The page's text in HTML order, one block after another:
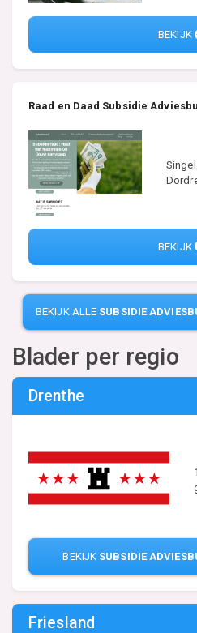
BEKIJK
Raad en Daad Subsidie
BEKIJK
BEKIJK ALLE SUBSIDIE
Blader per regio
Drenthe
BEKIJK SUBSIDIE
Friesland